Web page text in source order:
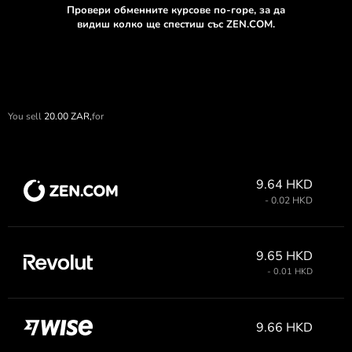
Провери обменните курсове по-горе, за да
видиш колко ще спестиш със ZEN.COM.
You sell 20.00ZAR,for
9.64 HKD
- 0.02 HKD
9.65 HKD
- 0.01 HKD
9.66 HKD